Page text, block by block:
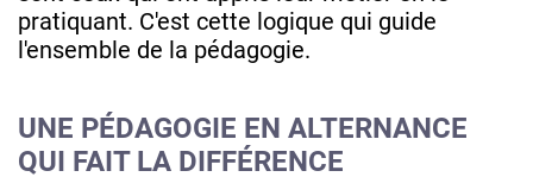
pratiquant. C'est cette logique qui guide
l'ensemble de la pédagogie.
UNE PÉDAGOGIE EN ALTERNANCE
QUI FAIT LA DIFFÉRENCE